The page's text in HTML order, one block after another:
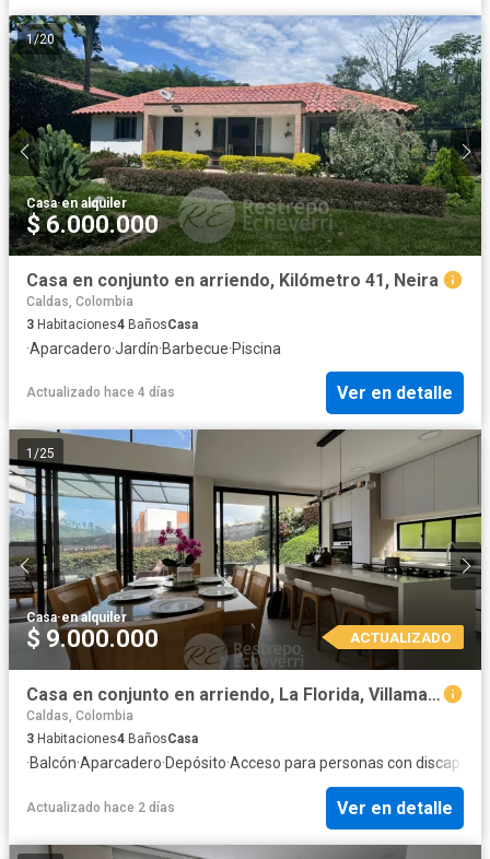
1/20
Casa·en alquiler
$ 6.000.000
Casa en conjunto en arriendo, Kilómetro 41, Neira
Caldas, Colombia
3 Habitaciones4 BañosCasa
·Aparcadero·Jardín·Barbecue·Piscina
Actualizado hace 4 días Ver en detalle
1 /25
Casa·en alquiler
$ 9.000.000 ACTUALIZADO
Casa en conjunto en arriendo, La Florida, Villamaría
Caldas, Colombia
3 Habitaciones4 BañosCasa
·Balcón·Aparcadero·Depósito·Acceso para personas con
Actualizado hace 2 días Ver en detalle